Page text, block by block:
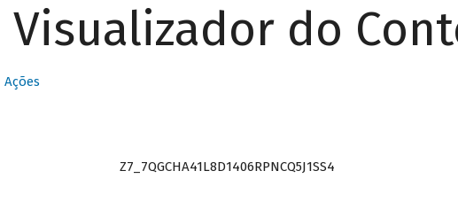
Visualizador do
Ações
Z7_7QGCHA41L8D1406RPNCQ5J1SS4